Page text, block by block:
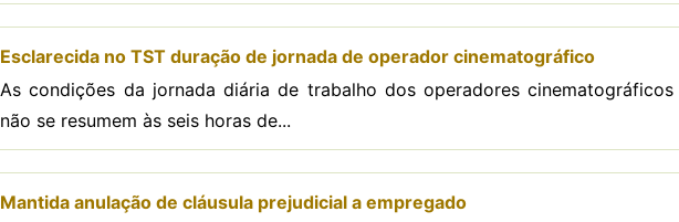
Esclarecida no TST duração de jornada de operador cinematográfico
As condições da jornada diária de trabalho dos operadores
não se resumem às seis horas de...
Mantida anulação de cláusula prejudicial a empregado